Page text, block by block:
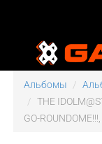
Альбомы
THE
GO-